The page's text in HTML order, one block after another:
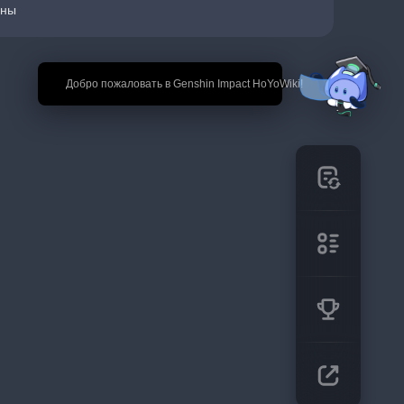
🎉 Добро пожаловать в Genshin Impact HoYoWiki!